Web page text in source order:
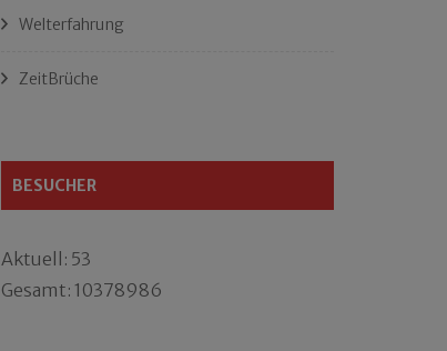
Welterfahrung
ZeitBrüche
BESUCHER
Aktuell: 53
Gesamt: 10378986